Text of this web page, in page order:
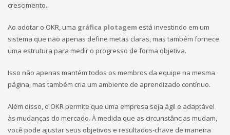
crescimento.
Ao adotar o OKR, uma gráfica plotagem está investindo em um
sistema que não apenas define metas claras, mas também fornece
uma estrutura para medir o progresso de forma objetiva.
Isso não apenas mantém todos os membros da equipe na mesma
página, mas também cria um ambiente de aprendizado contínuo.
Além disso, o OKR permite que uma empresa seja ágil e adaptável
às mudanças do mercado. À medida que as circunstâncias mudam,
você pode ajustar seus objetivos e resultados-chave de maneira